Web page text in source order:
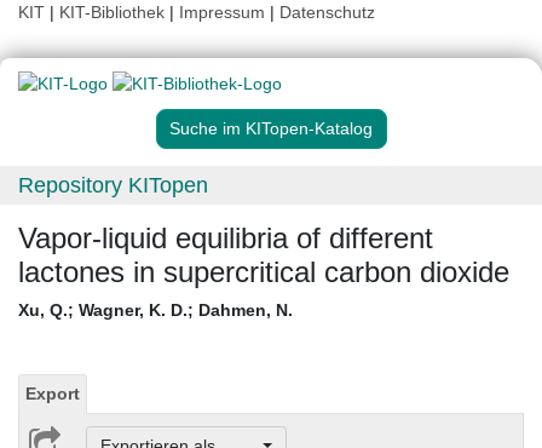
KIT | KIT-Bibliothek | Impressum | Datenschutz
Suche im KITopen-Katalog
Repository KITopen
Vapor-liquid equilibria of different
lactones in supercritical carbon dioxide
Xu, Q.; Wagner, K. D.; Dahmen, N.
Export